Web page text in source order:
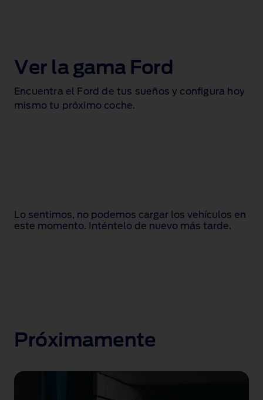
Ver la gama Ford
Encuentra el Ford de tus sueños y configura hoy
mismo tu próximo coche.
Lo sentimos, no podemos cargar los vehículos en
este momento. Inténtelo de nuevo más tarde.
Próximamente